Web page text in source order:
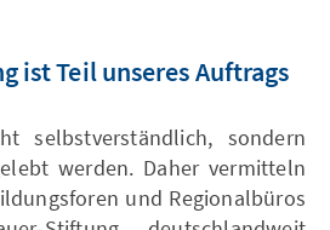
ist Teil unseres Auftrags
selbstverständlich, sondern
werden. Daher vermitteln
und Regionalbüros